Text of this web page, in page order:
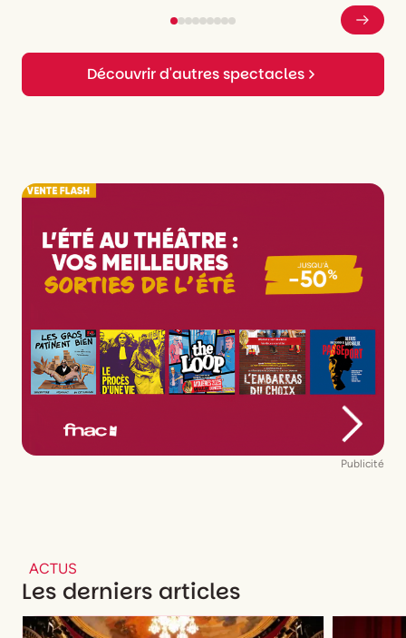
Découvrir d'autres spectacles
Publicité
ACTUS
Les derniers articles